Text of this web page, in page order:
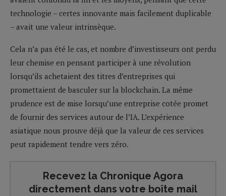
technologie – certes innovante mais facilement duplicable
– avait une valeur intrinsèque.
Cela n’a pas été le cas, et nombre d’investisseurs ont perdu
leur chemise en pensant participer à une révolution
lorsqu’ils achetaient des titres d’entreprises qui
promettaient de basculer sur la blockchain. La même
prudence est de mise lorsqu’une entreprise cotée promet
de fournir des services autour de l’IA. L’expérience
asiatique nous prouve déjà que la valeur de ces services
peut rapidement tendre vers zéro.
Recevez la Chronique Agora
directement dans votre boîte mail